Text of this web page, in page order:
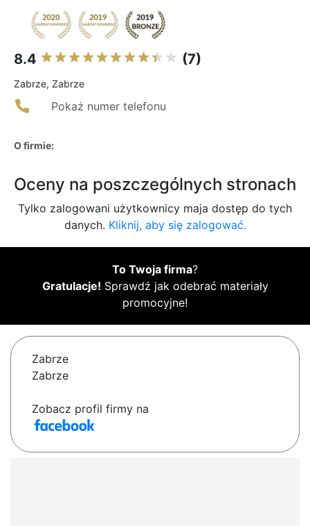
8.4 (7)
Zabrze, Zabrze
Pokaż numer telefonu
O firmie:
Oceny na poszczególnych stronach
Tylko zalogowani użytkownicy maja dostęp do tych
danych. Kliknij, aby się zalogować.
To Twoja firma?
Gratulacje! Sprawdź jak odebrać materiały
promocyjne!
Zabrze
Zabrze
Zobacz profil firmy na